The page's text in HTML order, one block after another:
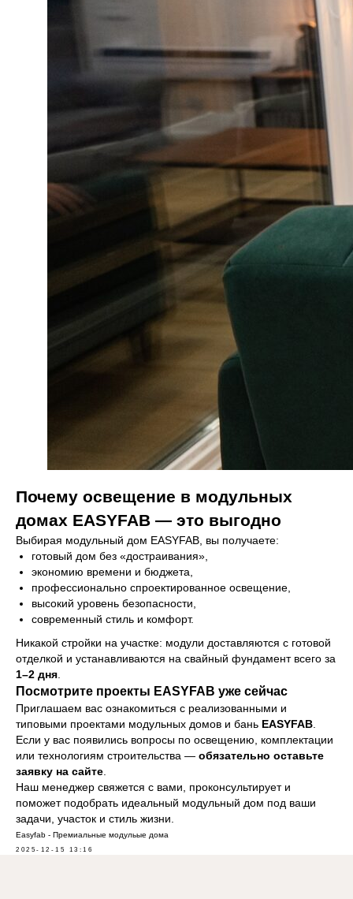
Почему освещение в модульных
домах EASYFAB — это выгодно
Выбирая модульный дом EASYFAB, вы получаете:
готовый дом без «достраивания»,
экономию времени и бюджета,
профессионально спроектированное освещение,
высокий уровень безопасности,
современный стиль и комфорт.
Никакой стройки на участке: модули доставляются с готовой
отделкой и устанавливаются на свайный фундамент всего за
1–2 дня
Посмотрите проекты EASYFAB уже сейчас
Приглашаем вас ознакомиться с реализованными и
типовыми проектами модульных домов и бань EASYFAB
Если у вас появились вопросы по освещению, комплектации
или технологиям строительства — обязательно оставьте
заявку на сайте
Наш менеджер свяжется с вами, проконсультирует и
поможет подобрать идеальный модульный дом под ваши
задачи, участок и стиль жизни.
Easyfab - Премиальные модульые дома
2025-12-15 13:16